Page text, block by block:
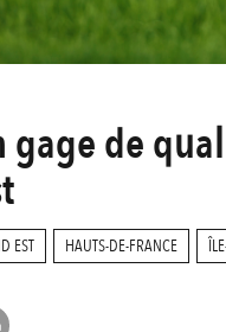
de
EST HAUTS-DE-FRANCE